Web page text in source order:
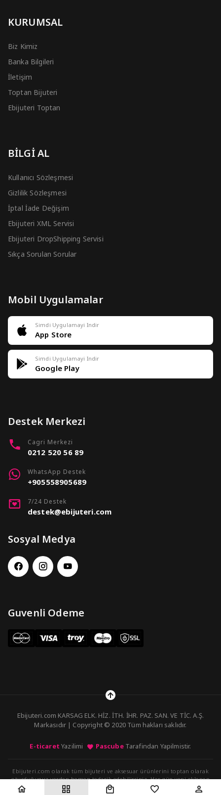
KURUMSAL
Biz Kimiz
Banka Bilgileri
İletişim
Toptan Bijuteri
Ebijuteri Toptan
BİLGİ AL
Kullanıcı Sözleşmesi
Gizlilik Sözleşmesi
İptal İade Değişim
Ebijuteri XML Servisi
Ebijuteri DropShipping Servisi
Sıkça Sorulan Sorular
Mobil Uygulamalar
Simdi Uygulamayi Indir
App Store
Simdi Uygulamayi Indir
Google Play
Destek Merkezi
Cagri Merkezi
0212 520 56 89
WhatsApp Destek
+905558905689
7/24 Destek
destek@ebijuteri.com
Sosyal Medya
Guvenli Odeme
Ebijuteri.com KARSAG ELK. HİZ. İTH. İHR. PAZ. SAN. VE TİC. A.Ş.
Markasıdır | Copyright © 2020 Tüm hakları saklıdır.
E-ticaret Yazilimi PascubeTarafindan Yapilmistir.
Ebijuteri.com olarak tüm bijuteri ve aksesuar ürünlerini toptan olarak
oturduğunuz yerden hemen tedarik edebilirsiniz. Her gün yeni eklenen
ürünleri kolayca sipariş verebilirsiniz.